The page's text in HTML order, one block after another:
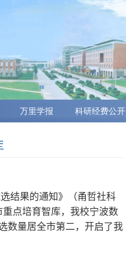
万里学报 科研经费公开
结果的通知》（甬哲社科
点培育智库，我校宁波数
数量居全市第二，开启了我